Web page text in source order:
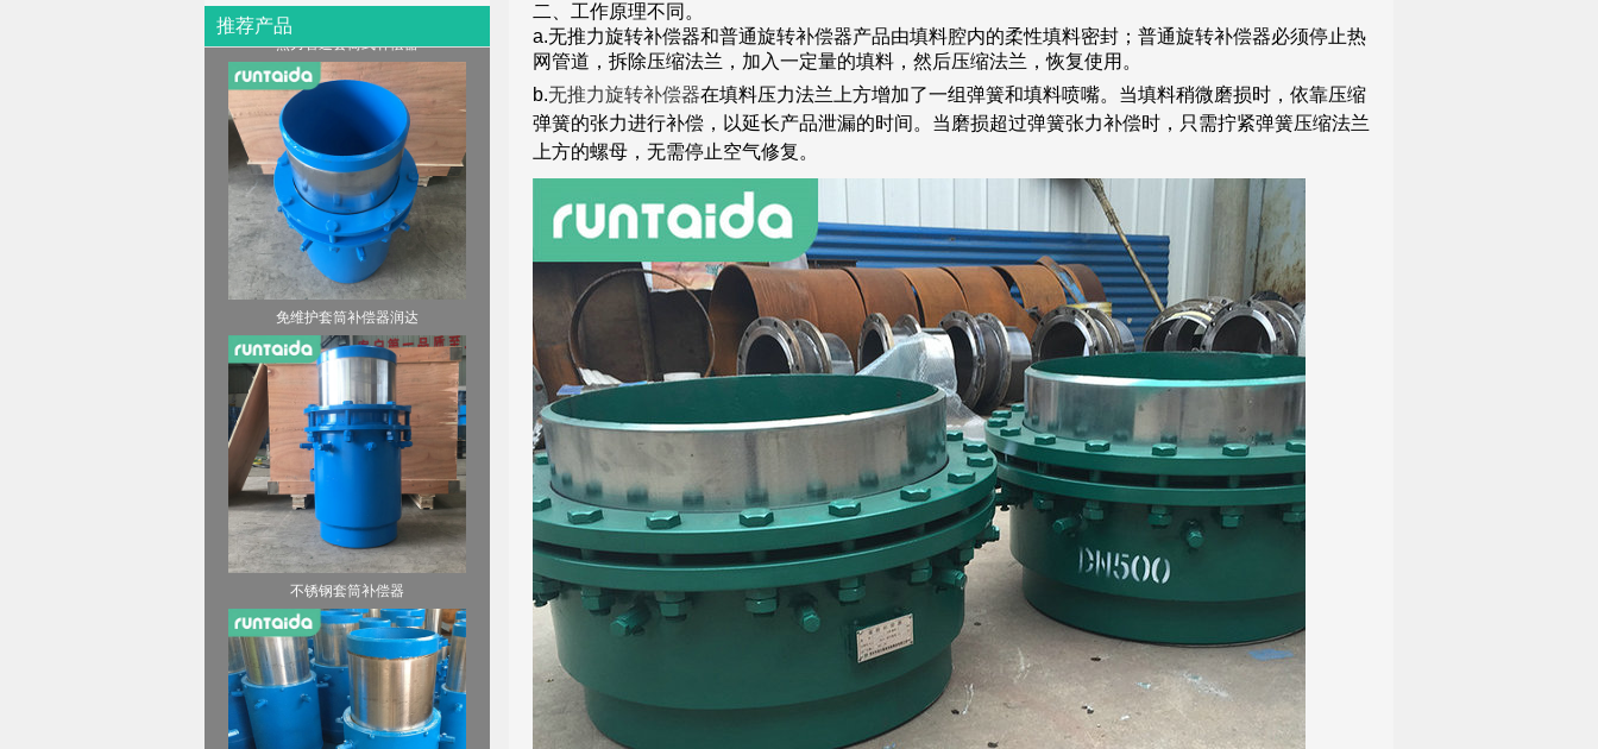
推荐产品热力管道套筒式补偿器
免维护套筒补偿器润达
不锈钢套筒补偿器
二、工作原理不同。
a.无推力旋转补偿器和普通旋转补偿器产品由填料腔内的柔性填料密封；普通旋转补偿器必须停止热
网管道，拆除压缩法兰，加入一定量的填料，然后压缩法兰，恢复使用。
b.无推力旋转补偿器在填料压力法兰上方增加了一组弹簧和填料喷嘴。当填料稍微磨损时，依靠压缩
弹簧的张力进行补偿，以延长产品泄漏的时间。当磨损超过弹簧张力补偿时，只需拧紧弹簧压缩法兰
上方的螺母，无需停止空气修复。